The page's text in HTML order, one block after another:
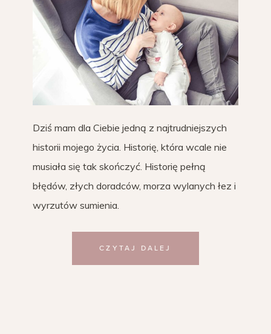
Dziś mam dla Ciebie jedną z najtrudniejszych
historii mojego życia. Historię, która wcale nie
musiała się tak skończyć. Historię pełną
błędów, złych doradców, morza wylanych łez i
wyrzutów sumienia.
CZYTAJ DALEJ